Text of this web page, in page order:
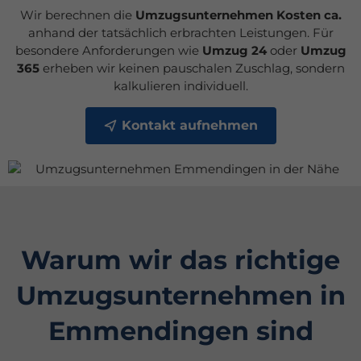
Wir berechnen die Umzugsunternehmen Kosten ca.
anhand der tatsächlich erbrachten Leistungen. Für
besondere Anforderungen wie Umzug 24oder Umzug
365erheben wir keinen pauschalen Zuschlag, sondern
kalkulieren individuell.
Kontakt aufnehmen
Warum wir das richtige
Umzugsunternehmen in
Emmendingen sind